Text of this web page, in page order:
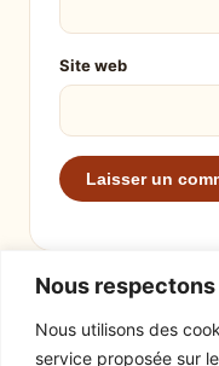
Nous
Nous utilisons des
service proposée sur
Site web